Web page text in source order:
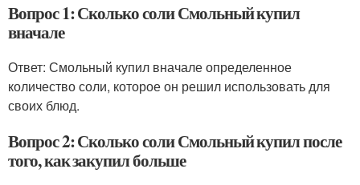
Вопрос 1: Сколько соли Смольный купил
вначале
Ответ: Смольный купил вначале определенное
количество соли, которое он решил использовать для
своих блюд.
Вопрос 2: Сколько соли Смольный купил после
того, как закупил больше